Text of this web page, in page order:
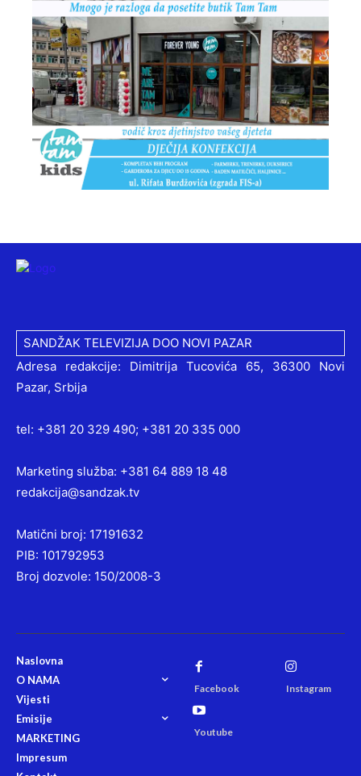
SANDŽAK TELEVIZIJA DOO NOVI PAZAR
Adresa redakcije: Dimitrija Tucovića 65, 36300 Novi
Pazar, Srbija
tel: +381 20 329 490; +381 20 335 000
Marketing služba: +381 64 889 18 48
redakcija@sandzak.tv
Matični broj: 17191632
PIB: 101792953
Broj dozvole: 150/2008-3
Naslovna
O NAMA
Vijesti
Emisije
MARKETING
Impresum
Facebook Instagram
Youtube